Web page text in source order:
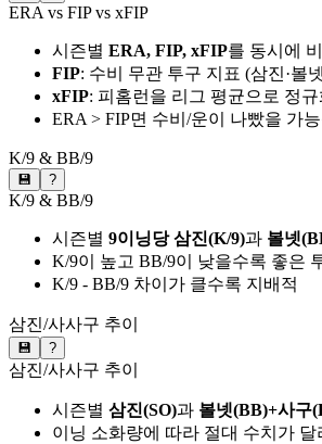
ERA vs FIP vs xFIP
시즌별 ERA, FIP, xFIP를 동시에
FIP: 수비 무관 투구 지표 (삼진·볼
xFIP: 피홈런을 리그 평균으로 정규
ERA > FIP면 수비/운이 나빴을 가
K/9 & BB/9
💾 ?
K/9 & BB/9
시즌별 9이닝당 삼진(K/9)과 볼넷
K/9이 높고 BB/9이 낮을수록 좋은
K/9 - BB/9 차이가 클수록 지배적
삼진/사사구 추이
💾 ?
삼진/사사구 추이
시즌별 삼진(SO)과 볼넷(BB)+사구
이닝 소화량에 따라 절대 수치가 달